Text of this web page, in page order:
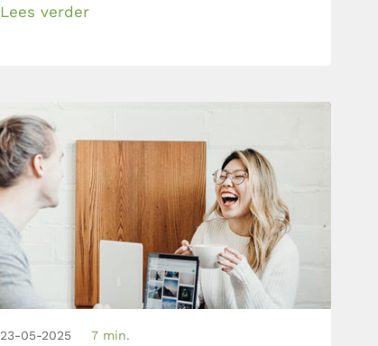
zeggen experts. Lees hier hoe je je
Lees verder
23-05-2025 7 min.